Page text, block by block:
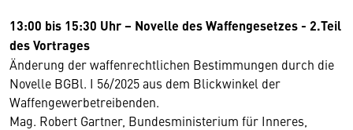
13:00 bis 15:30 Uhr – Novelle des Waffengesetzes - 2.Teil
des Vortrages
Änderung der waffenrechtlichen Bestimmungen durch die
Novelle BGBl. I 56/2025 aus dem Blickwinkel der
Waffengewerbetreibenden.
Mag. Robert Gartner, Bundesministerium für Inneres,